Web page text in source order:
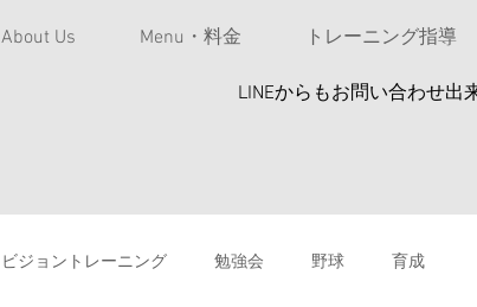
About Us Menu・料金 トレーニング指導
​LINEからもお問い合わせ出
ビジョントレーニング 勉強会 野球 育成